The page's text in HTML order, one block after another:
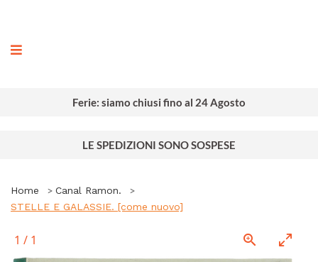
Ferie: siamo chiusi fino al 24 Agosto
LE SPEDIZIONI SONO SOSPESE
Home
Canal Ramon.
STELLE E GALASSIE. [come nuovo]
1 / 1